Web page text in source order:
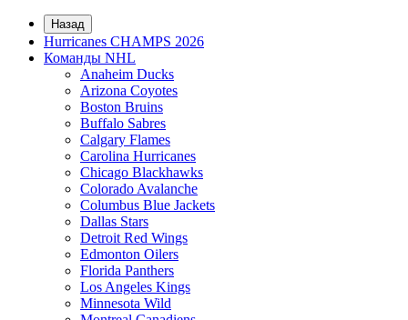
Назад
Hurricanes CHAMPS 2026
Команды NHL
Anaheim Ducks
Arizona Coyotes
Boston Bruins
Buffalo Sabres
Calgary Flames
Carolina Hurricanes
Chicago Blackhawks
Colorado Avalanche
Columbus Blue Jackets
Dallas Stars
Detroit Red Wings
Edmonton Oilers
Florida Panthers
Los Angeles Kings
Minnesota Wild